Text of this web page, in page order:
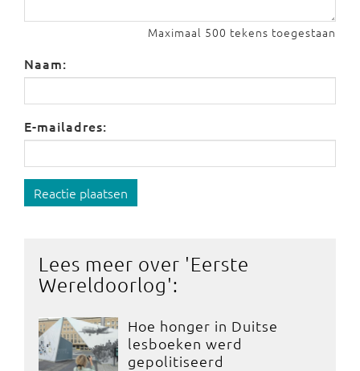
Maximaal 500 tekens toegestaan
Naam:
E-mailadres:
Reactie plaatsen
Lees meer over 'Eerste
Wereldoorlog':
Hoe honger in Duitse
lesboeken werd
gepolitiseerd